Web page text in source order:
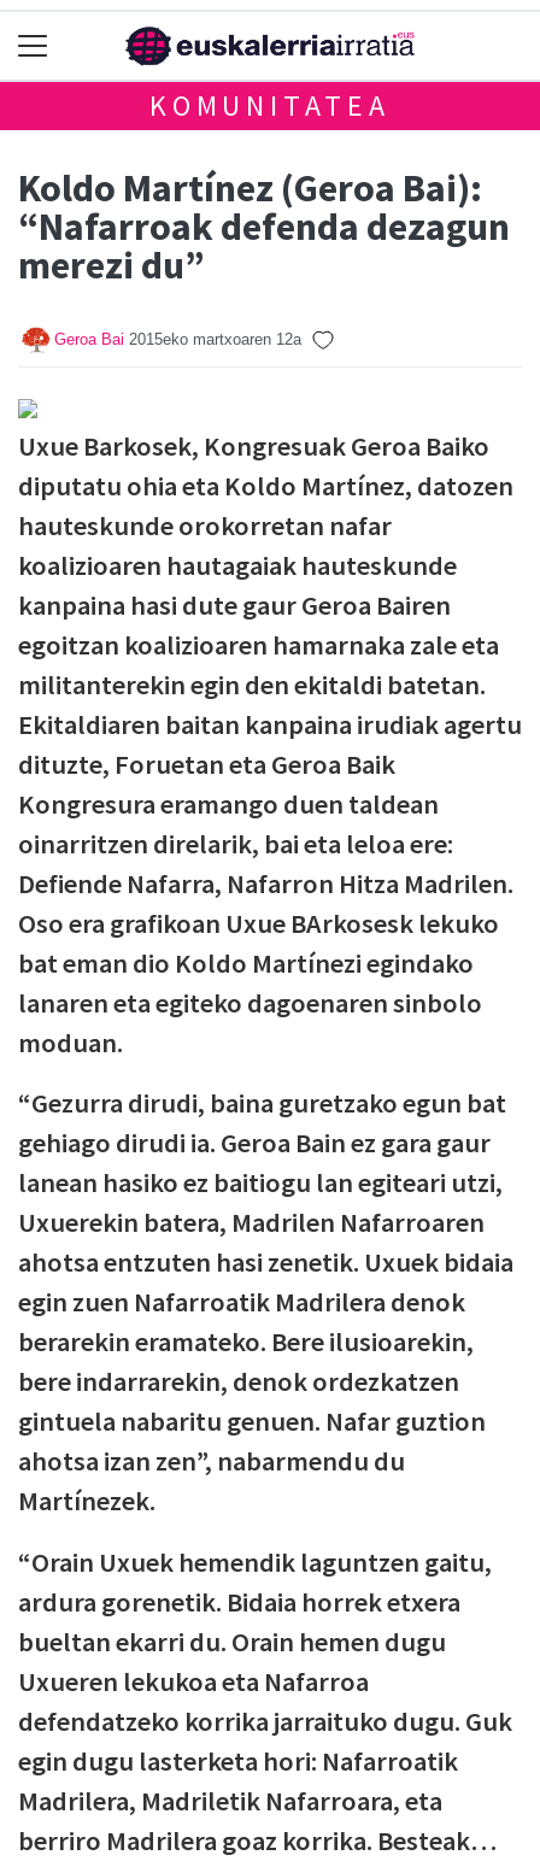
KOMUNITATEA
Koldo Martínez (Geroa Bai):
“Nafarroak defenda dezagun
merezi du”
Geroa Bai 2015eko martxoaren 12a
Uxue Barkosek, Kongresuak Geroa Baiko
diputatu ohia eta Koldo Martínez, datozen
hauteskunde orokorretan nafar
koalizioaren hautagaiak hauteskunde
kanpaina hasi dute gaur Geroa Bairen
egoitzan koalizioaren hamarnaka zale eta
militanterekin egin den ekitaldi batetan.
Ekitaldiaren baitan kanpaina irudiak agertu
dituzte, Foruetan eta Geroa Baik
Kongresura eramango duen taldean
oinarritzen direlarik, bai eta leloa ere:
Defiende Nafarra, Nafarron Hitza Madrilen.
Oso era grafikoan Uxue BArkosesk lekuko
bat eman dio Koldo Martínezi egindako
lanaren eta egiteko dagoenaren sinbolo
moduan.
“Gezurra dirudi, baina guretzako egun bat
gehiago dirudi ia. Geroa Bain ez gara gaur
lanean hasiko ez baitiogu lan egiteari utzi,
Uxuerekin batera, Madrilen Nafarroaren
ahotsa entzuten hasi zenetik. Uxuek bidaia
egin zuen Nafarroatik Madrilera denok
berarekin eramateko. Bere ilusioarekin,
bere indarrarekin, denok ordezkatzen
gintuela nabaritu genuen. Nafar guztion
ahotsa izan zen”, nabarmendu du
Martínezek.
“Orain Uxuek hemendik laguntzen gaitu,
ardura gorenetik. Bidaia horrek etxera
bueltan ekarri du. Orain hemen dugu
Uxueren lekukoa eta Nafarroa
defendatzeko korrika jarraituko dugu. Guk
egin dugu lasterketa hori: Nafarroatik
Madrilera, Madriletik Nafarroara, eta
berriro Madrilera goaz korrika. Besteak…